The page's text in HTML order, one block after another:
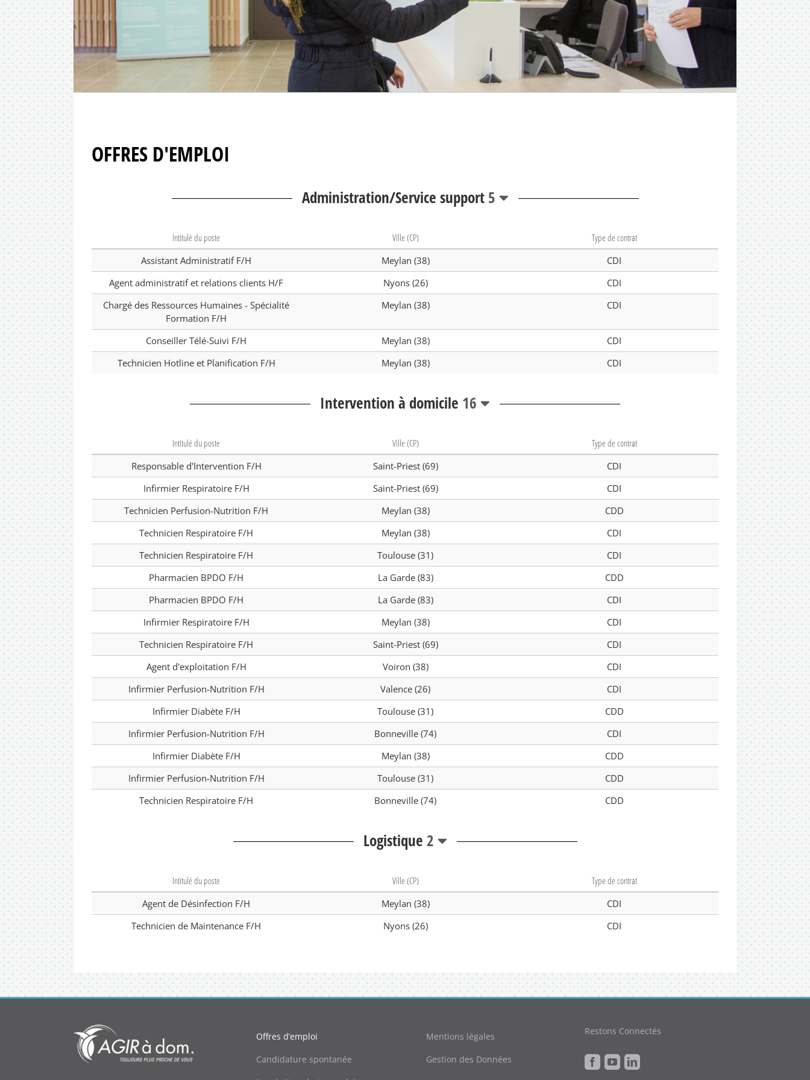
OFFRES D'EMPLOI
Administration/Service support 5
Intitulé du poste Ville (CP)
Type de contrat
Assistant Administratif F/H
Meylan (38)
CDI
Agent administratif et relations clients H/F
Nyons (26)
CDI
Chargé des Ressources Humaines - Spécialité
Formation F/H
Meylan (38) CDI
Conseiller Télé-Suivi F/H Meylan (38)
CDI
Technicien Hotline et Planification F/H
Meylan (38) CDI
Intervention à domicile 16
Intitulé du poste Ville (CP)
Type de contrat
Responsable d'Intervention F/H
Saint-Priest (69)
CDI
Infirmier Respiratoire F/H
Saint-Priest (69)
CDI
Technicien Perfusion-Nutrition F/H
Meylan (38)
CDD
Technicien Respiratoire F/H
Meylan (38)
CDI
Technicien Respiratoire F/H
Toulouse (31)
CDI
Pharmacien BPDO F/H
La Garde (83)
CDD
Pharmacien BPDO F/H
La Garde (83)
CDI
Infirmier Respiratoire F/H
Meylan (38)
CDI
Technicien Respiratoire F/H
Saint-Priest (69)
CDI
Agent d'exploitation F/H
Voiron (38)
CDI
Infirmier Perfusion-Nutrition F/H
Valence (26)
CDI
Infirmier Diabète F/H
Toulouse (31)
CDD
Infirmier Perfusion-Nutrition F/H
Bonneville (74)
CDI
Infirmier Diabète F/H
Meylan (38)
CDD
Infirmier Perfusion-Nutrition F/H
Toulouse (31)
CDD
Technicien Respiratoire F/H
Bonneville (74) CDD
Logistique 2
Intitulé du poste Ville (CP)
Type de contrat
Agent de Désinfection F/H
Meylan (38)
CDI
Technicien de Maintenance F/H
Nyons (26) CDI
Offres d’emploi
Candidature spontanée
Mentions légales
Gestion des Données
Restons Connectés